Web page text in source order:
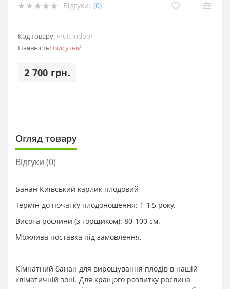
Відгуки: (0)
Код товару: Fruit indoor
Наявність: Відсутній
2 700 грн.
Огляд товару
Відгуки (0)
Банан Київський карлик плодовий
Термін до початку плодоношення: 1-1,5 року.
Висота рослини (з горщиком): 80-100 см.
Можлива поставка під замовлення.
Кімнатний банан для вирощування плодів в нашій
кліматичній зоні. Для кращого розвитку рослина